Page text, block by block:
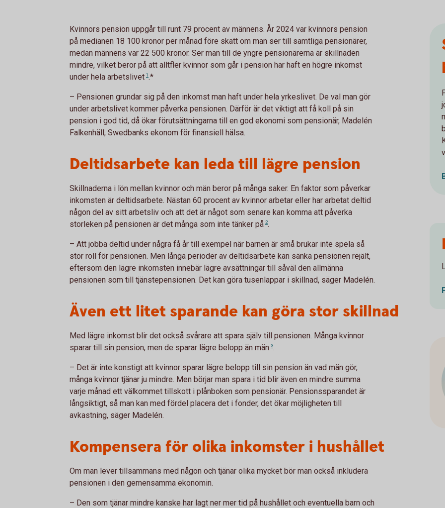
Kvinnors pension uppgår till runt 79 procent av männens. År 2024 var kvinnors pension
på medianen 18 100 kronor per månad före skatt om man ser till samtliga pensionärer,
medan männens var 22 500 kronor. Ser man till de yngre pensionärerna är skillnaden
mindre, vilket beror på att alltfler kvinnor som går i pension har haft en högre inkomst
under hela arbetslivet 1.*
– Pensionen grundar sig på den inkomst man haft under hela yrkeslivet. De val man gör
under arbetslivet kommer påverka pensionen. Därför är det viktigt att få koll på sin
pension i god tid, då ökar förutsättningarna till en god ekonomi som pensionär, Madelén
Falkenhäll, Swedbanks ekonom för finansiell hälsa.
Deltidsarbete kan leda till lägre pension
Skillnaderna i lön mellan kvinnor och män beror på många saker. En faktor som påverkar
inkomsten är deltidsarbete. Nästan 60 procent av kvinnor arbetar eller har arbetat deltid
någon del av sitt arbetsliv och att det är något som senare kan komma att påverka
storleken på pensionen är det många som inte tänker på 2.
– Att jobba deltid under några få år till exempel när barnen är små brukar inte spela så
stor roll för pensionen. Men långa perioder av deltidsarbete kan sänka pensionen rejält,
eftersom den lägre inkomsten innebär lägre avsättningar till såväl den allmänna
pensionen som till tjänstepensionen. Det kan göra tusenlappar i skillnad, säger Madelén.
Även ett litet sparande kan göra stor skillnad
Med lägre inkomst blir det också svårare att spara själv till pensionen. Många kvinnor
sparar till sin pension, men de sparar lägre belopp än män 3.
– Det är inte konstigt att kvinnor sparar lägre belopp till sin pension än vad män gör,
många kvinnor tjänar ju mindre. Men börjar man spara i tid blir även en mindre summa
varje månad ett välkommet tillskott i plånboken som pensionär. Pensionssparandet är
långsiktigt, så man kan med fördel placera det i fonder, det ökar möjligheten till
avkastning, säger Madelén.
Kompensera för olika inkomster i hushållet
Om man lever tillsammans med någon och tjänar olika mycket bör man också inkludera
pensionen i den gemensamma ekonomin.
– Den som tjänar mindre kanske har lagt ner mer tid på hushållet och eventuella barn och